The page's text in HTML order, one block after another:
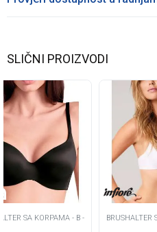
SLIČNI PROIZVODI
SA KORPAMA - B - BRUSHALTER